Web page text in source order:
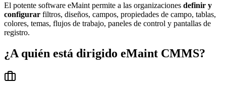
El potente software eMaint permite a las organizaciones definir y
configurar filtros, diseños, campos, propiedades de campo, tablas,
colores, temas, flujos de trabajo, paneles de control y pantallas de
registro.
¿A quién está dirigido eMaint CMMS?